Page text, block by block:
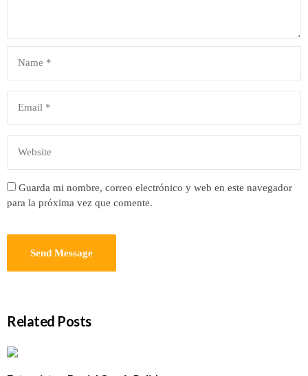
Guarda mi nombre, correo electrónico y web en este navegador
para la próxima vez que comente.
Related Posts